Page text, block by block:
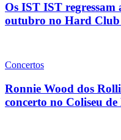
Os IST IST
outubro no Hard
Concertos
Ronnie Wood dos
concerto no Coliseu